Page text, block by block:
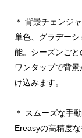
＊ 背景チェンジ
単色、グラデー
能。シーズンごと
ワンタップで背
け込みます。
＊ スムーズな手
Ereasyの高精度